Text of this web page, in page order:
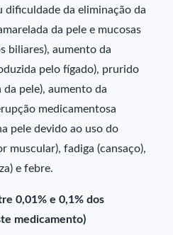
dificuldade da eliminação da
da pele e mucosas
biliares), aumento da
pelo fígado), prurido
pele), aumento da
medicamentosa
pele devido ao uso do
muscular), fadiga (cansaço),
e febre.
0,01% e 0,1% dos
medicamento)